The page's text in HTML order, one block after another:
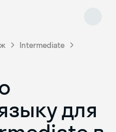
Intermediate
для